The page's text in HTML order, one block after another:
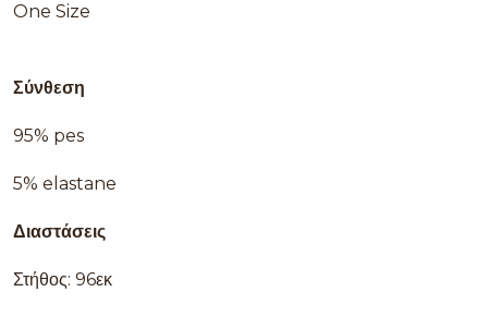
One Size
Σύνθεση
95% pes
5% elastane
Διαστάσεις
Στήθος: 96εκ